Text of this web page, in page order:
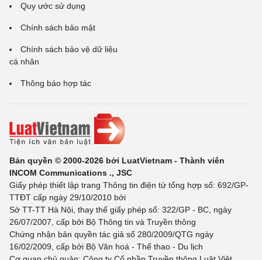
Quy ước sử dụng
Chính sách bảo mật
Chính sách bảo vệ dữ liệu
cá nhân
Thông báo hợp tác
Bản quyền © 2000-2026 bởi LuatVietnam - Thành viên
INCOM Communications ., JSC
Giấy phép thiết lập trang Thông tin điện tử tổng hợp số: 692/GP-
TTĐT cấp ngày 29/10/2010 bởi
Sở TT-TT Hà Nội, thay thế giấy phép số: 322/GP - BC, ngày
26/07/2007, cấp bởi Bộ Thông tin và Truyền thông
Chứng nhận bản quyền tác giả số 280/2009/QTG ngày
16/02/2009, cấp bởi Bộ Văn hoá - Thể thao - Du lịch